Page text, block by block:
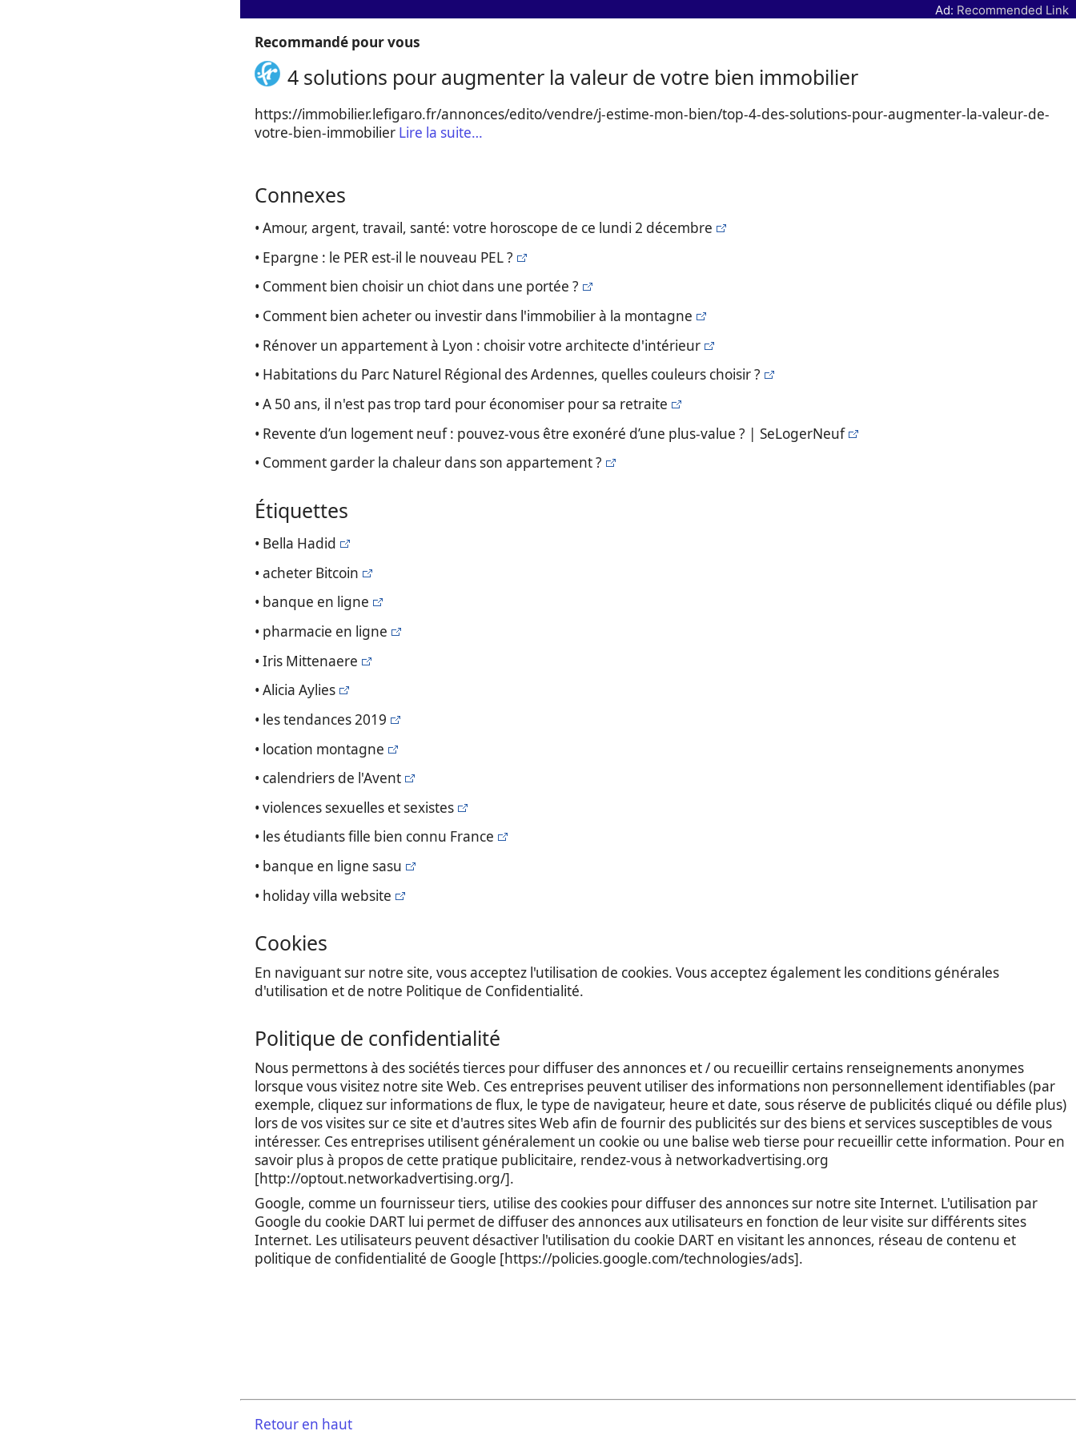
Ad: Recommended Link
Recommandé pour vous
4 solutions pour augmenter la valeur de votre bien immobilier
https://immobilier.lefigaro.fr/annonces/edito/vendre/j-estime-mon-bien/top-4-des-solutions-pour-augmenter-la-valeur-de-
votre-bien-immobilier Lire la suite…
Connexes
• Amour, argent, travail, santé: votre horoscope de ce lundi 2 décembre
• Epargne : le PER est-il le nouveau PEL ?
• Comment bien choisir un chiot dans une portée ?
• Comment bien acheter ou investir dans l'immobilier à la montagne
• Rénover un appartement à Lyon : choisir votre architecte d'intérieur
• Habitations du Parc Naturel Régional des Ardennes, quelles couleurs choisir ?
• A 50 ans, il n'est pas trop tard pour économiser pour sa retraite
• Revente d’un logement neuf : pouvez-vous être exonéré d’une plus-value ? | SeLogerNeuf
• Comment garder la chaleur dans son appartement ?
Étiquettes
• Bella Hadid
• acheter Bitcoin
• banque en ligne
• pharmacie en ligne
• Iris Mittenaere
• Alicia Aylies
• les tendances 2019
• location montagne
• calendriers de l'Avent
• violences sexuelles et sexistes
• les étudiants fille bien connu France
• banque en ligne sasu
• holiday villa website
Cookies
En naviguant sur notre site, vous acceptez l'utilisation de cookies. Vous acceptez également les conditions générales
d'utilisation et de notre Politique de Confidentialité.
Politique de confidentialité
Nous permettons à des sociétés tierces pour diffuser des annonces et / ou recueillir certains renseignements anonymes
lorsque vous visitez notre site Web. Ces entreprises peuvent utiliser des informations non personnellement identifiables (par
exemple, cliquez sur informations de flux, le type de navigateur, heure et date, sous réserve de publicités cliqué ou défile plus)
lors de vos visites sur ce site et d'autres sites Web afin de fournir des publicités sur des biens et services susceptibles de vous
intéresser. Ces entreprises utilisent généralement un cookie ou une balise web tierse pour recueillir cette information. Pour en
savoir plus à propos de cette pratique publicitaire, rendez-vous à networkadvertising.org
[http://optout.networkadvertising.org/].
Google, comme un fournisseur tiers, utilise des cookies pour diffuser des annonces sur notre site Internet. L'utilisation par
Google du cookie DART lui permet de diffuser des annonces aux utilisateurs en fonction de leur visite sur différents sites
Internet. Les utilisateurs peuvent désactiver l'utilisation du cookie DART en visitant les annonces, réseau de contenu et
politique de confidentialité de Google [https://policies.google.com/technologies/ads].
Retour en haut